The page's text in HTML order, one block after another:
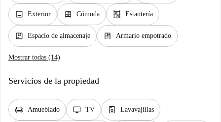
image Exterior dresser Cómoda shelves Estantería
package Espacio de almacenaje dresser Armario empotrado
Mostrar todas (14)
Servicios de la propiedad
chair Amueblado tv TV dishwasher_gen Lavavajillas